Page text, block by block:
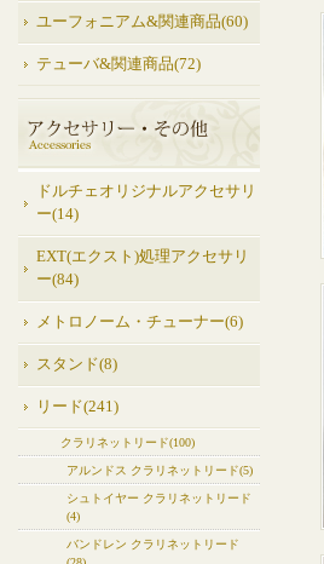
ユーフォニアム&関連商品(60)
テューバ&関連商品(72)
ドルチェオリジナルアクセサリ
ー(14)
EXT(エクスト)処理アクセサリ
ー(84)
メトロノーム・チューナー(6)
スタンド(8)
リード(241)
クラリネットリード(100)
アルンドス クラリネットリード(5)
シュトイヤー クラリネットリード
(4)
バンドレン クラリネットリード